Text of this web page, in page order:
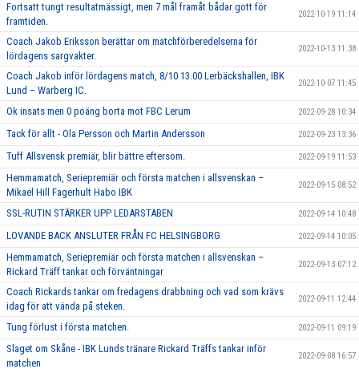
Fortsatt tungt resultatmässigt, men 7 mål framåt bådar gott för
framtiden.
2022-10-19 11:14
Coach Jakob Eriksson berättar om matchförberedelserna för
lördagens sargvakter.
2022-10-13 11:38
Coach Jakob inför lördagens match, 8/10 13.00 Lerbäckshallen, IBK
Lund – Warberg IC.
2022-10-07 11:45
Ok insats men 0 poäng borta mot FBC Lerum 2022-09-28 10:34
Tack för allt - Ola Persson och Martin Andersson 2022-09-23 13:36
Tuff Allsvensk premiär, blir bättre eftersom. 2022-09-19 11:53
Hemmamatch, Seriepremiär och första matchen i allsvenskan –
Mikael Hill Fagerhult Habo IBK
2022-09-15 08:52
SSL-RUTIN STÄRKER UPP LEDARSTABEN 2022-09-14 10:48
LOVANDE BACK ANSLUTER FRÅN FC HELSINGBORG 2022-09-14 10:05
Hemmamatch, Seriepremiär och första matchen i allsvenskan –
Rickard Träff tankar och förväntningar
2022-09-13 07:12
Coach Rickards tankar om fredagens drabbning och vad som krävs
idag för att vända på steken.
2022-09-11 12:44
Tung förlust i första matchen. 2022-09-11 09:19
Slaget om Skåne - IBK Lunds tränare Rickard Träffs tankar inför
matchen
2022-09-08 16:57